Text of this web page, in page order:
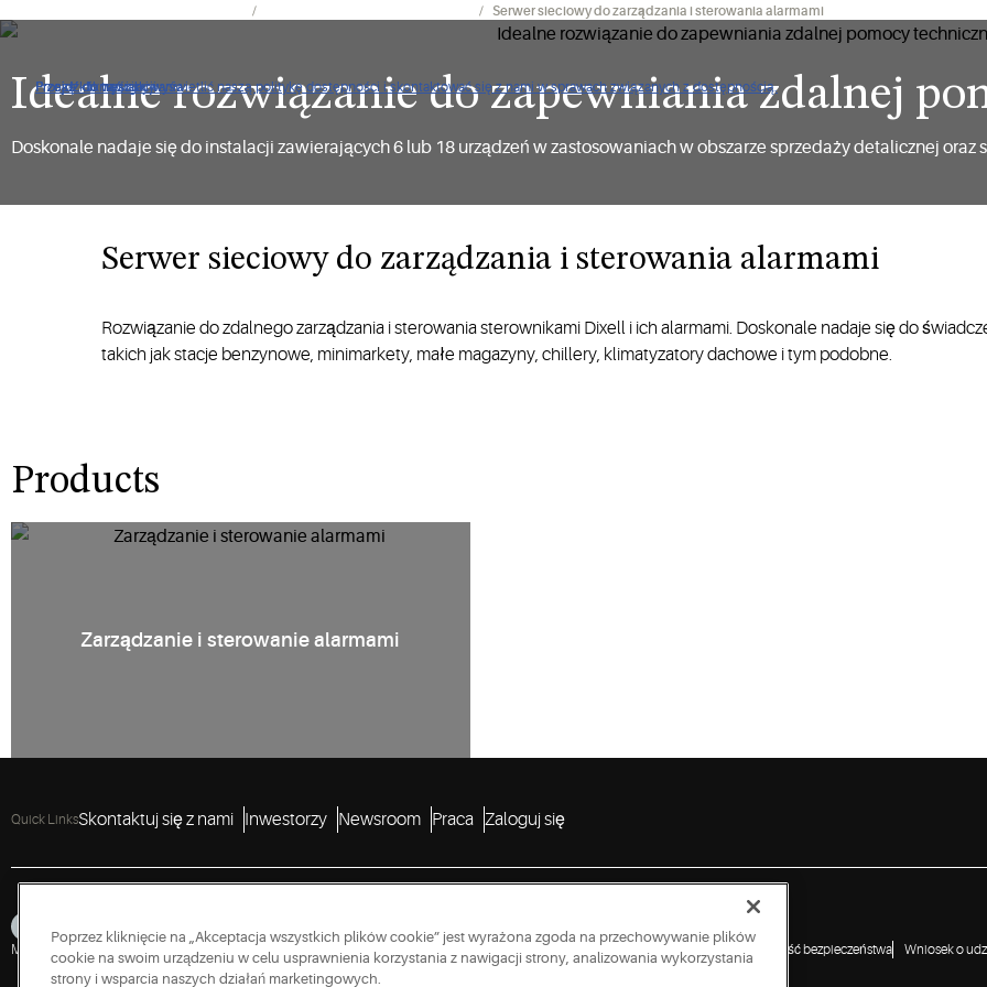
Proszę kliknąć, aby wyświetlić naszą politykę dostępności i skontaktować się z nami w sprawach związanych z dostępnością.
Przejdź do nawigacji
Przejdź do treści
Przejdź do wyszukiwania
Serwer sieciowy do zarządzania i sterowania alarmami
Idealne rozwiązanie do zapewniania zdalnej
Doskonale nadaje się do instalacji zawierających 6 lub 18 urządzeń w zastosowaniach w obszarze sprzedaży detalicznej oraz
Serwer sieciowy do zarządzania i sterowania alarmami ​​​​​​​
Rozwiązanie do zdalnego zarządzania i sterowania sterownikami Dixell i ich alarmami. Doskonale nadaje się do
takich jak stacje benzynowe, minimarkety, małe magazyny, chillery, klimatyzatory dachowe i tym podobne.
Products
Zarządzanie i sterowanie alarmami
Quick LinksSkontaktuj się z nami Inwestorzy Newsroom Praca Zaloguj się
Mapa serwisu Prywatność Warunki korzystania Cookies Accessibility Polityka ujawniania luk w zabezpieczeniach Zgłoś podatność bezpieczeństwa Wniosek o
Poprzez kliknięcie na „Akceptacja wszystkich plików cookie” jest wyrażona zgoda na przechowywanie plików
cookie na swoim urządzeniu w celu usprawnienia korzystania z nawigacji strony, analizowania wykorzystania
strony i wsparcia naszych działań marketingowych.